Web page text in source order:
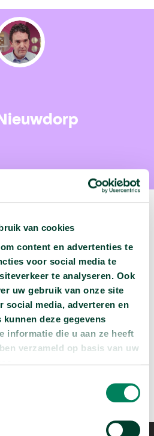
van cookies
content en advertenties te
voor social media te
te analyseren. Ook
uw gebruik van onze site
social media, adverteren en
deze gegevens
informatie die u aan ze heeft
verzameld op basis van uw
naam en bsn-nummer waard?
arrow_forward